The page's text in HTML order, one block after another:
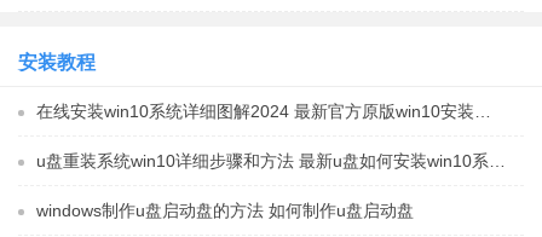
安装教程
在线安装win10系统详细图解2024 最新官方原版win10安装教程
u盘重装系统win10详细步骤和方法 最新u盘如何安装win10系统教程
windows制作u盘启动盘的方法 如何制作u盘启动盘